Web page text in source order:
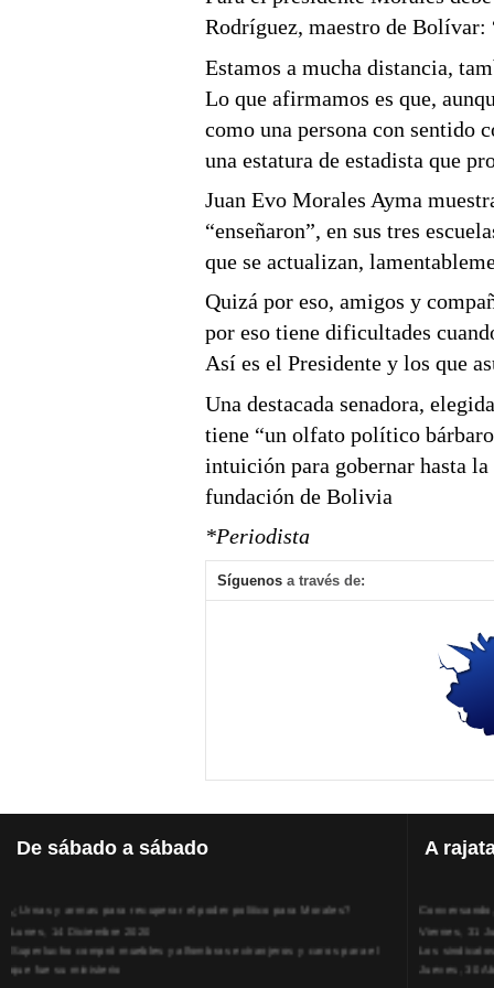
Rodríguez, maestro de Bolívar:
Estamos a mucha distancia,
Lo que afirmamos es que,
como una persona con sentido
una estatura de estadista que
Juan Evo Morales Ayma
“enseñaron”, en sus tres
que se actualizan,
Quizá por eso, amigos y
por eso tiene dificultades
Así es el Presidente y los que
Una destacada senadora,
tiene “un olfato político
intuición para gobernar hasta
fundación de Bolivia
*Periodista
Síguenos a través de:
De sábado a sábado
Lunes, 14 Diciembre 2020
Superlucho compró muebles y alfombras extranjeros y caros para el
que fue su ministerio
A
Los